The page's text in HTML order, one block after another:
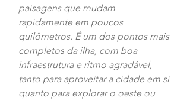
paisagens que mudam
rapidamente em poucos
quilômetros. É um dos pontos mais
completos da ilha, com boa
infraestrutura e ritmo agradável,
tanto para aproveitar a cidade em si
quanto para explorar o oeste ou